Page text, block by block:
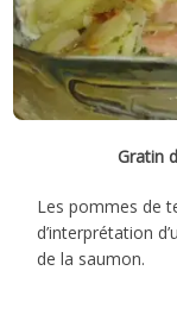
Gratin
Les pommes de
d’interprétation
de la saumon.